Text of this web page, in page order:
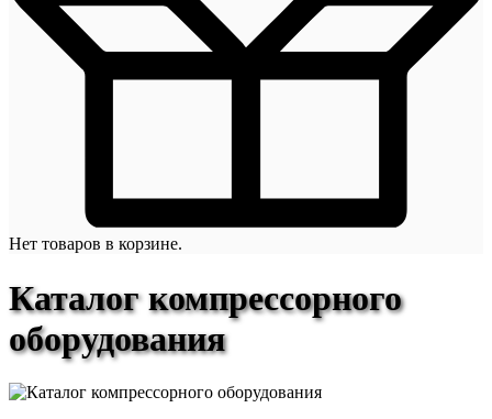
Нет товаров в корзине.
Каталог компрессорного
оборудования